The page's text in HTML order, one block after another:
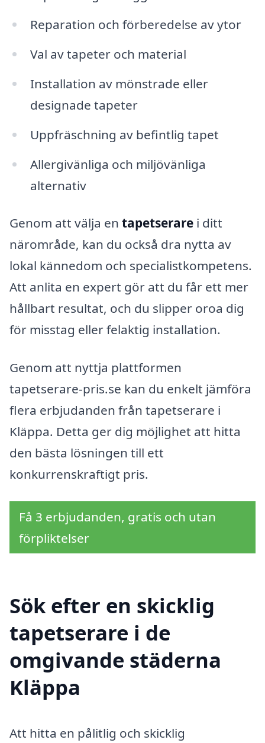
Reparation och förberedelse av ytor
Val av tapeter och material
Installation av mönstrade eller
designade tapeter
Uppfräschning av befintlig tapet
Allergivänliga och miljövänliga
alternativ
Genom att välja en tapetserare i ditt
närområde, kan du också dra nytta av
lokal kännedom och specialistkompetens.
Att anlita en expert gör att du får ett mer
hållbart resultat, och du slipper oroa dig
för misstag eller felaktig installation.
Genom att nyttja plattformen
tapetserare-pris.se kan du enkelt jämföra
flera erbjudanden från tapetserare i
Kläppa. Detta ger dig möjlighet att hitta
den bästa lösningen till ett
konkurrenskraftigt pris.
Få 3 erbjudanden, gratis och utan
förpliktelser
Sök efter en skicklig
tapetserare i de
omgivande städerna
Kläppa
Att hitta en pålitlig och skicklig